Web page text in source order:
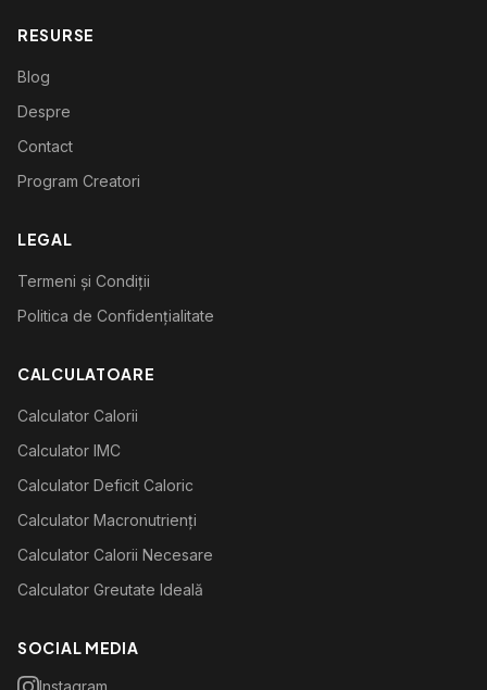
RESURSE
Blog
Despre
Contact
Program Creatori
LEGAL
Termeni și Condiții
Politica de Confidențialitate
CALCULATOARE
Calculator Calorii
Calculator IMC
Calculator Deficit Caloric
Calculator Macronutrienți
Calculator Calorii Necesare
Calculator Greutate Ideală
SOCIAL MEDIA
Instagram